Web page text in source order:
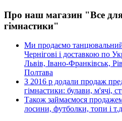
Про наш магазин "Все для
гімнастики"
Ми продаємо танцювальний
Чернігові і доставкою по
Львів, Івано-Франківськ,
Полтава
З 2016 р додали продаж
гімнастики: булави, м'ячі,
Також займаємося продажем
лосини, футболки, топи і